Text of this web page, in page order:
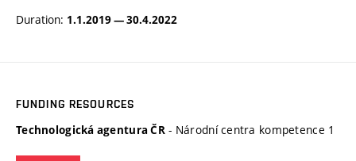
Duration: 1.1.2019 — 30.4.2022
FUNDING RESOURCES
Technologická agentura ČR - Národní centra kompetence 1